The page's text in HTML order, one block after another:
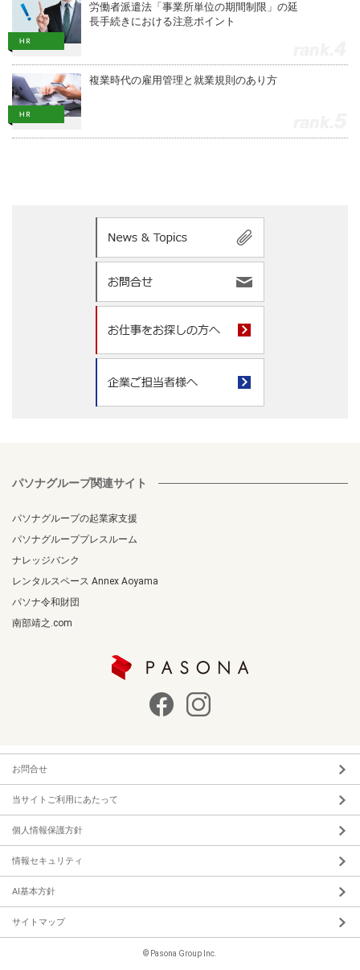
労働者派遣法「事業所単位の期間制限」の延
長手続きにおける注意ポイント
複業時代の雇用管理と就業規則のあり方
パソナグループ関連サイト
パソナグループの起業家支援
パソナグループプレスルーム
ナレッジバンク
レンタルスペース Annex Aoyama
パソナ令和財団
南部靖之.com
お問合せ
当サイトご利用にあたって
個人情報保護方針
情報セキュリティ
AI基本方針
サイトマップ
© Pasona Group Inc.